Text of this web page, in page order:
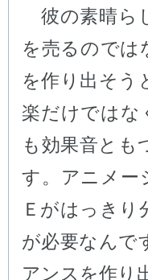
彼の素晴ら
を売るのでは
を作り出そう
楽だけではな
も効果音とも
す。アニメー
Ｅがはっき
が必要なんで
アンスを作り